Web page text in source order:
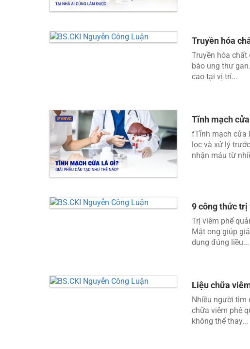
Truyền hóa
Truyền hóa
bào ung thư
cao tại vị trí...
Tĩnh mạch
fTĩnh mạch cửa
lọc và xử lý
nhận máu từ
9 công thức trị
Trị viêm phế
Mật ong giúp
dụng đúng liều...
Liệu chữa
Nhiều người tìm
chữa viêm phế
không thể thay...